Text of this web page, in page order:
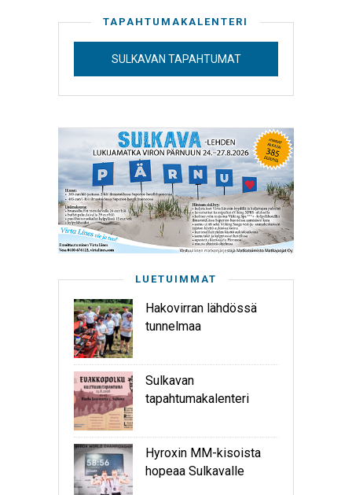
TAPAHTUMAKALENTERI
SULKAVAN TAPAHTUMAT
LUETUIMMAT
Hakovirran lähdössä
tunnelmaa
Sulkavan
tapahtumakalenteri
Hyroxin MM-kisoista
hopeaa Sulkavalle